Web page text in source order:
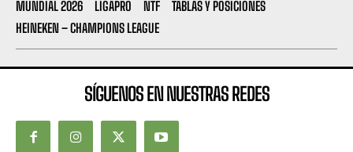
MUNDIAL 2026 LIGAPRO NTF
TABLAS Y POSICIONES
HEINEKEN – CHAMPIONS LEAGUE
SÍGUENOS EN NUESTRAS REDES